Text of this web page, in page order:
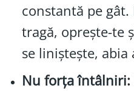
constantă pe gât.
tragă, oprește-te
se liniștește,
Nu forța întâlniri: